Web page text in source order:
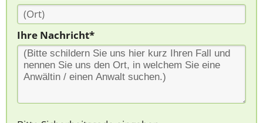
Ihre Nachricht*